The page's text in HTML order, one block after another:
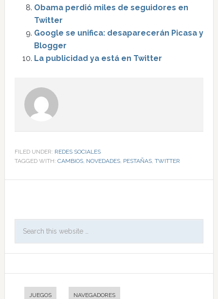
Obama perdió miles de seguidores en
Twitter
Google se unifica: desaparecerán Picasa y
Blogger
La publicidad ya está en Twitter
FILED UNDER: REDES SOCIALES
TAGGED WITH: CAMBIOS, NOVEDADES, PESTAÑAS, TWITTER
JUEGOS NAVEGADORES